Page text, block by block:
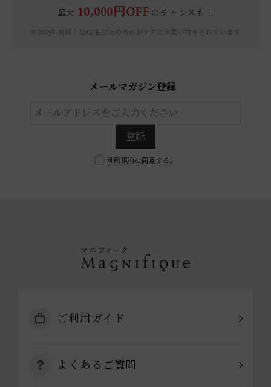
最大 10,000円OFF のチャンスも！
※2025年実績：2,000名以上の方がおトクにお買い物をされています
メールマガジン登録
登録
利用規約 に同意する。
ご利用ガイド
よくあるご質問